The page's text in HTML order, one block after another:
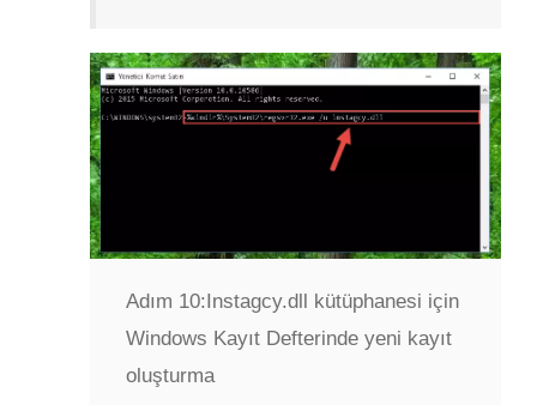
Adım 10: Instagcy.dll kütüphanesi için
Windows Kayıt Defterinde yeni kayıt
oluşturma